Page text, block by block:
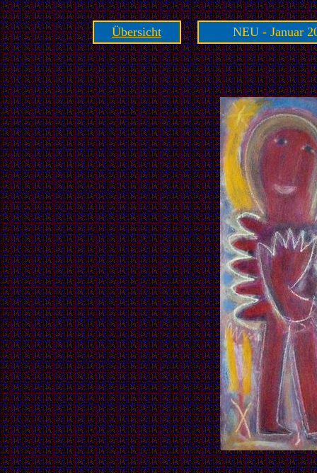
Übersicht NEU - Januar